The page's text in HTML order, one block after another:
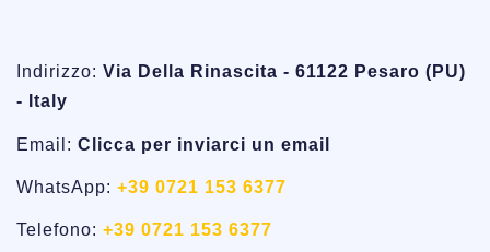
Indirizzo: Via Della Rinascita - 61122 Pesaro (PU)
- Italy
Email: Clicca per inviarci un email
WhatsApp: +39 0721 153 6377
Telefono: +39 0721 153 6377